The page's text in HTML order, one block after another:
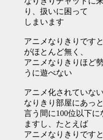
り、扱いに困って
しまいます
アニメなりきりです
がほとんど無く、
アニメなりきりほど
うに遊べない
アニメ化されていな
なりきり部屋にあっと
言う間に100位以下
ますし、たとえば
アニメなりきりです